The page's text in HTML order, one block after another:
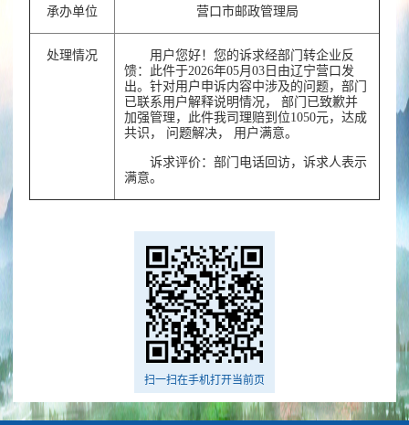
承办单位 营口市邮政管理局
处理情况
用户您好！您的诉求经部门转企业反
馈：此件于2026年05月03日由辽宁营口发
出。针对用户申诉内容中涉及的问题，部门
已联系用户解释说明情况， 部门已致歉并
加强管理，此件我司理赔到位1050元，达成
共识， 问题解决， 用户满意。
诉求评价：部门电话回访，诉求人表示
满意。
扫一扫在手机打开当前页